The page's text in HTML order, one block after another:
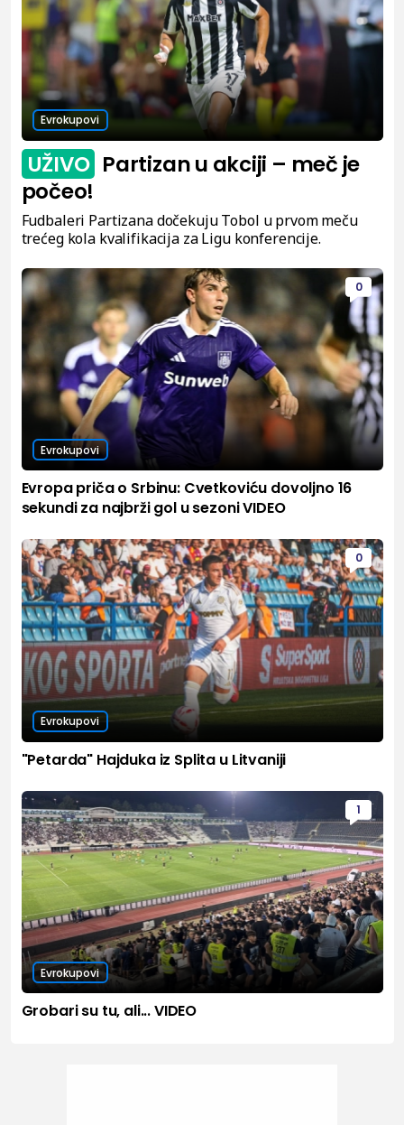
Evrokupovi
UŽIVO Partizan u akciji – meč je
počeo!
Fudbaleri Partizana dočekuju Tobol u prvom meču
trećeg kola kvalifikacija za Ligu konferencije.
0
Evrokupovi
Evropa priča o Srbinu: Cvetkoviću dovoljno 16
sekundi za najbrži gol u sezoni VIDEO
0
Evrokupovi
"Petarda" Hajduka iz Splita u Litvaniji
1
Evrokupovi
Grobari su tu, ali... VIDEO